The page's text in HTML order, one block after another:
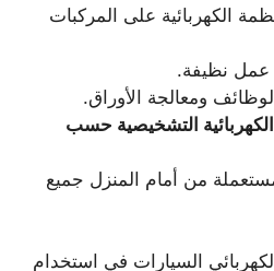
الكهربائية على المركبات
عمل نظيفة.
ومعالجة الأوراق.
الكهربائية التشخيصية حسب
من أمام المنزل جميع
السيارات في استخدام